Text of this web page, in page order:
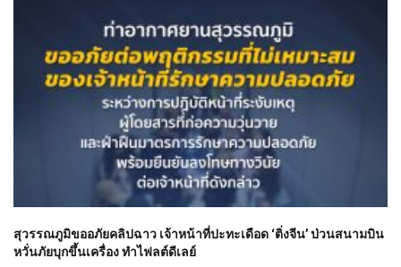
สุวรรณภูมิขออภัยคลิปฉาว เจ้าหน้าที่ปะทะเดือด ‘ติ่งจีน’ ป่วนสนามบิน
หวั่นภัยบุกขึ้นเครื่อง ทำไฟลต์ดีเลย์